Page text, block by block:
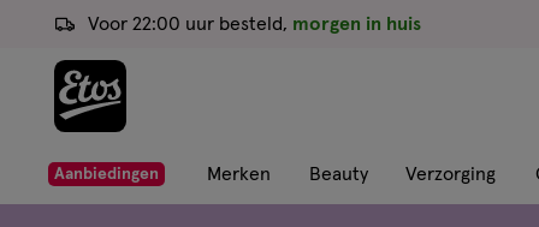
ga
de
hoofd
ga
naar
Voor 22:00 uur besteld, morgen in huis
Aanbiedingen Merken Beauty Verzorging